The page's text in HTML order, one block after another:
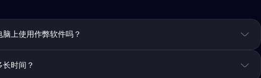
上使用作弊软件吗？
时间？